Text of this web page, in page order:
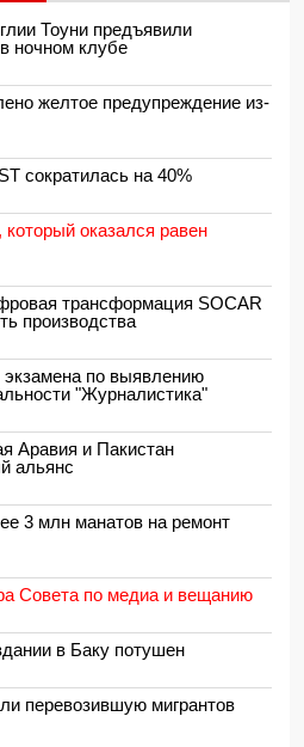
Тоуни предъявили
ночном клубе
желтое предупреждение из-
сократилась на 40%
который оказался равен
трансформация SOCAR
производства
по выявлению
"Журналистика"
Аравия и Пакистан
альянс
3 млн манатов на ремонт
Совета по медиа и вещанию
в Баку потушен
перевозившую мигрантов